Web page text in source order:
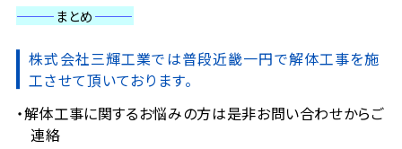
———まとめ———
株式会社三輝工業では普段近畿一円で解体工事を施
工させて頂いております。
解体工事に関するお悩みの方は是非お問い合わせからご
連絡